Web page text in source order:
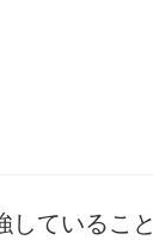
していること